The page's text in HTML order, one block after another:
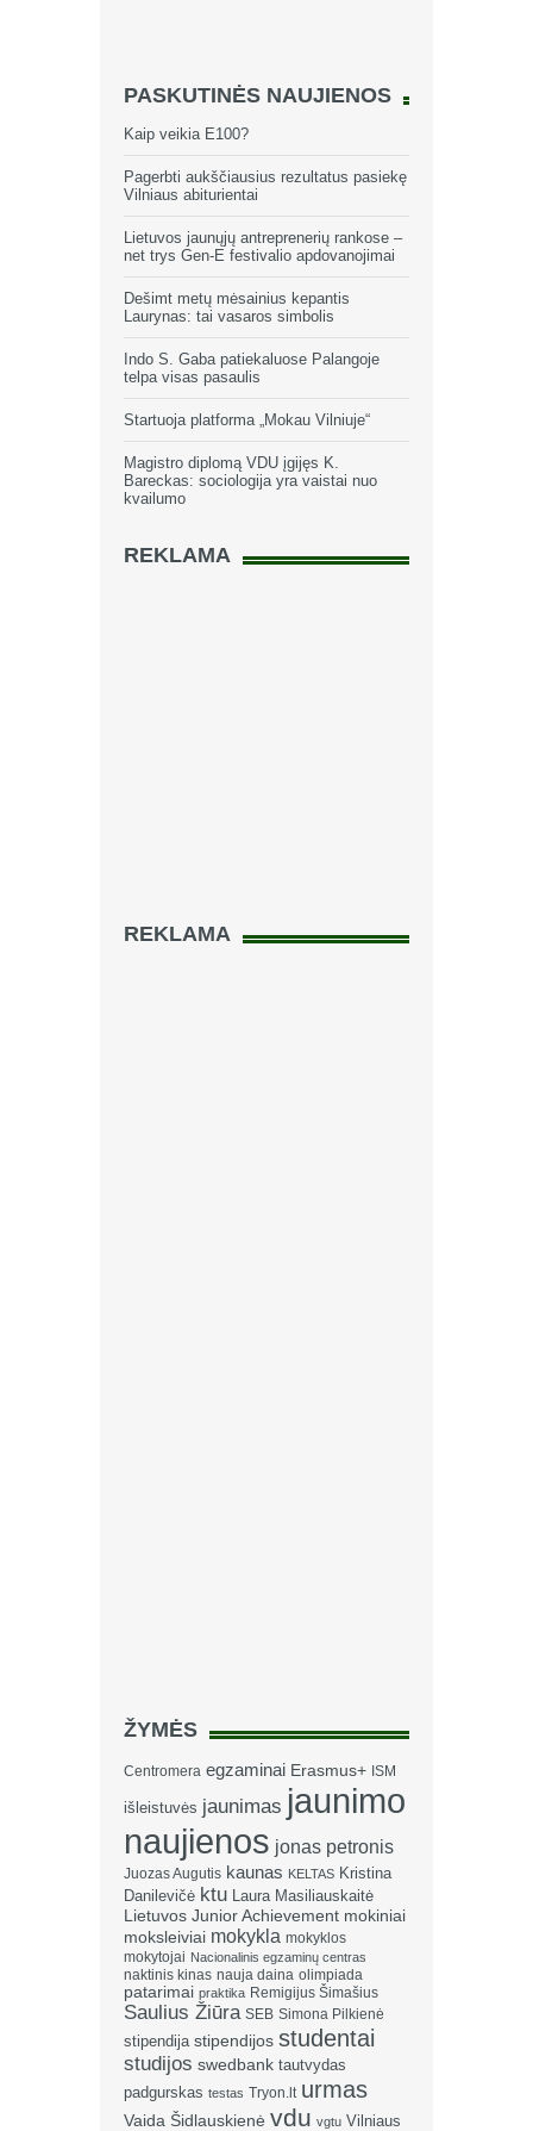
PASKUTINĖS NAUJIENOS
Kaip veikia E100?
Pagerbti aukščiausius rezultatus pasiekę
Vilniaus abiturientai
Lietuvos jaunųjų antreprenerių rankose –
net trys Gen-E festivalio apdovanojimai
Dešimt metų mėsainius kepantis
Laurynas: tai vasaros simbolis
Indo S. Gaba patiekaluose Palangoje
telpa visas pasaulis
Startuoja platforma „Mokau Vilniuje“
Magistro diplomą VDU įgijęs K.
Bareckas: sociologija yra vaistai nuo
kvailumo
REKLAMA
REKLAMA
ŽYMĖS
Centromera egzaminai Erasmus+ ISM
išleistuvės jaunimas jaunimo
naujienos jonas petronis
Juozas Augutis kaunas KELTAS Kristina
Danilevičė ktu Laura Masiliauskaitė
Lietuvos Junior Achievement mokiniai
moksleiviai mokykla mokyklos
mokytojai Nacionalinis egzaminų centras
naktinis kinas nauja daina olimpiada
patarimai praktika Remigijus Šimašius
Saulius Žiūra SEB Simona Pilkienė
stipendija stipendijos studentai
studijos swedbank tautvydas
padgurskas testas Tryon.lt urmas
Vaida Šidlauskienė vdu vgtu Vilniaus